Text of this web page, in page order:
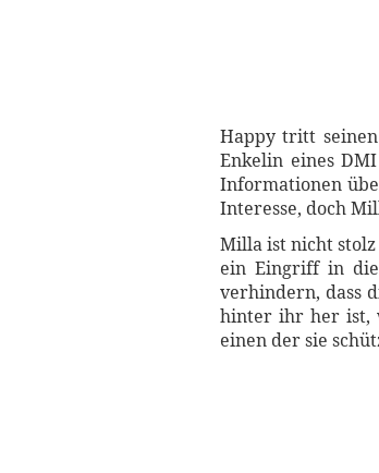
Happy tritt
Enkelin eines
Informationen
Interesse, doch
Milla ist nicht stolz
ein Eingriff in
verhindern, dass
hinter ihr her ist,
einen der sie